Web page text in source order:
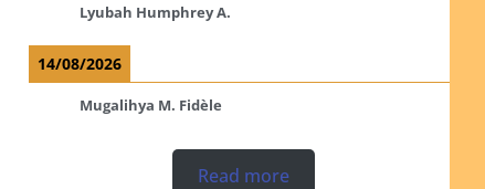
Lyubah Humphrey A.
14/08/2026
Mugalihya M. Fidèle
Read more